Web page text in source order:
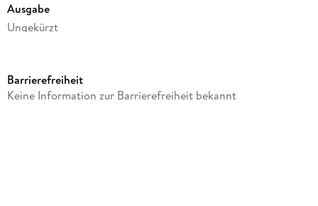
Ausgabe
Ungekürzt
Laufzeit
Barrierefreiheit
Keine Information zur Barrierefreiheit bekannt